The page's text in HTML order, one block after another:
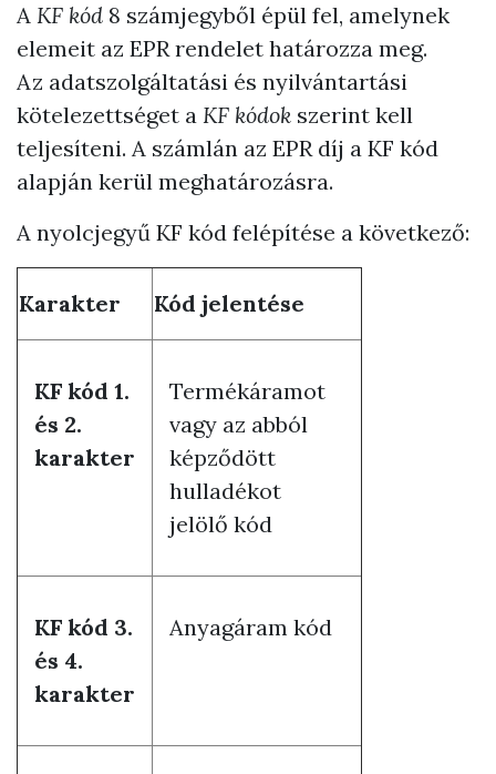
A KF kód 8 számjegyből épül fel, amelynek
elemeit az EPR rendelet határozza meg.
Az adatszolgáltatási és nyilvántartási
kötelezettséget a KF kódok szerint kell
teljesíteni. A számlán az EPR díj a KF kód
alapján kerül meghatározásra.
A nyolcjegyű KF kód felépítése a következő:
Karakter Kód jelentése
KF kód 1.
és 2.
karakter
Termékáramot
vagy az abból
képződött
hulladékot
jelölő kód
KF kód 3.
és 4.
karakter
Anyagáram kód